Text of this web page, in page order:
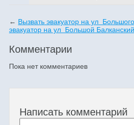
← Вызвать эвакуатор на ул
эвакуатор на ул Большой
Комментарии
Пока нет комментариев
Написать комментарий